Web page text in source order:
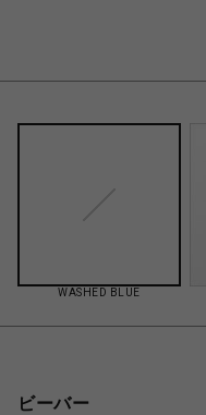
WASHED BLUE
ビーバー